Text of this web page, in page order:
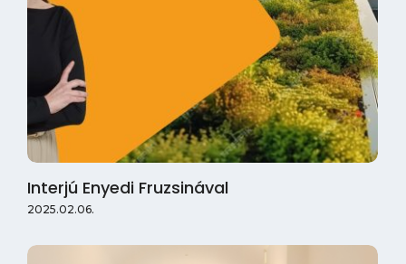
Interjú Enyedi Fruzsinával
2025.02.06.